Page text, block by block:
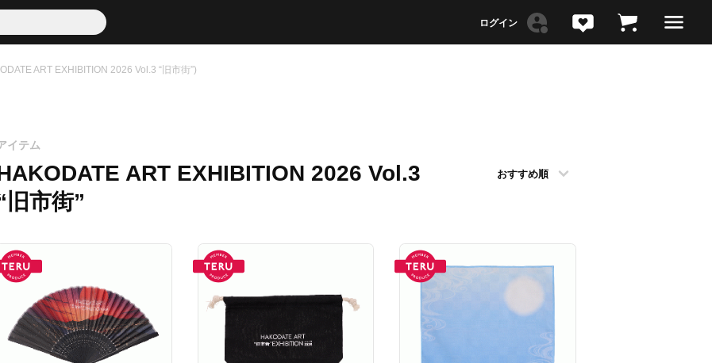
ART EXHIBITION 2026 Vol.3 “旧市街”)
イテム
ART EXHIBITION 2026 Vol.3
旧市街”